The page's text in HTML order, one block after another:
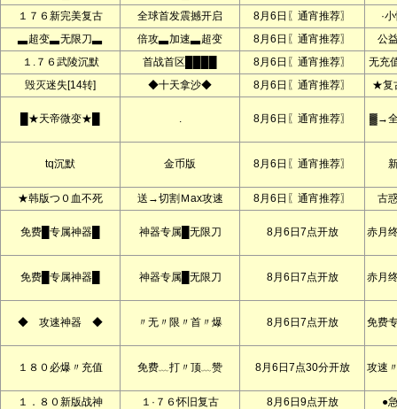
１７６新完美复古
全球首发震撼开启 8月6日〖通宵推荐〗
·
▃超变▃无限刀▃
倍攻▃加速▃超变 8月6日〖通宵推荐〗
公
１.７６武陵沉默
首战首区████ 8月6日〖通宵推荐〗
无充
毁灭迷失[14转]
◆十天拿沙◆ 8月6日〖通宵推荐〗 ★复
█★天帝微变★█ . 8月6日〖通宵推荐〗 ▓→
tq沉默 金币版 8月6日〖通宵推荐〗
★韩版つ０血不死 送→切割Ｍax攻速 8月6日〖通宵推荐〗 古
免费█专属神器█ 神器专属█无限刀 8月6日7点开放 赤月
免费█专属神器█ 神器专属█无限刀 8月6日7点开放 赤月
◆ 攻速神器 ◆ 〃无〃限〃首〃爆 8月6日7点开放 免费
１８０必爆〃充值 免费﹏打〃顶﹏赞 8月6日7点30分开放 攻速
１．８０新版战神 １·７６怀旧复古 8月6日9点开放
●